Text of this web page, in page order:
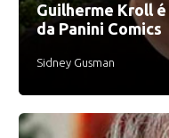
Guilherme Kroll
da Panini Comics
Sidney Gusman